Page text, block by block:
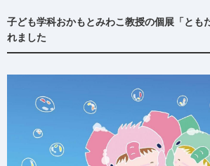
子ども学科おかもとみわこ教授の個展「とも
れました